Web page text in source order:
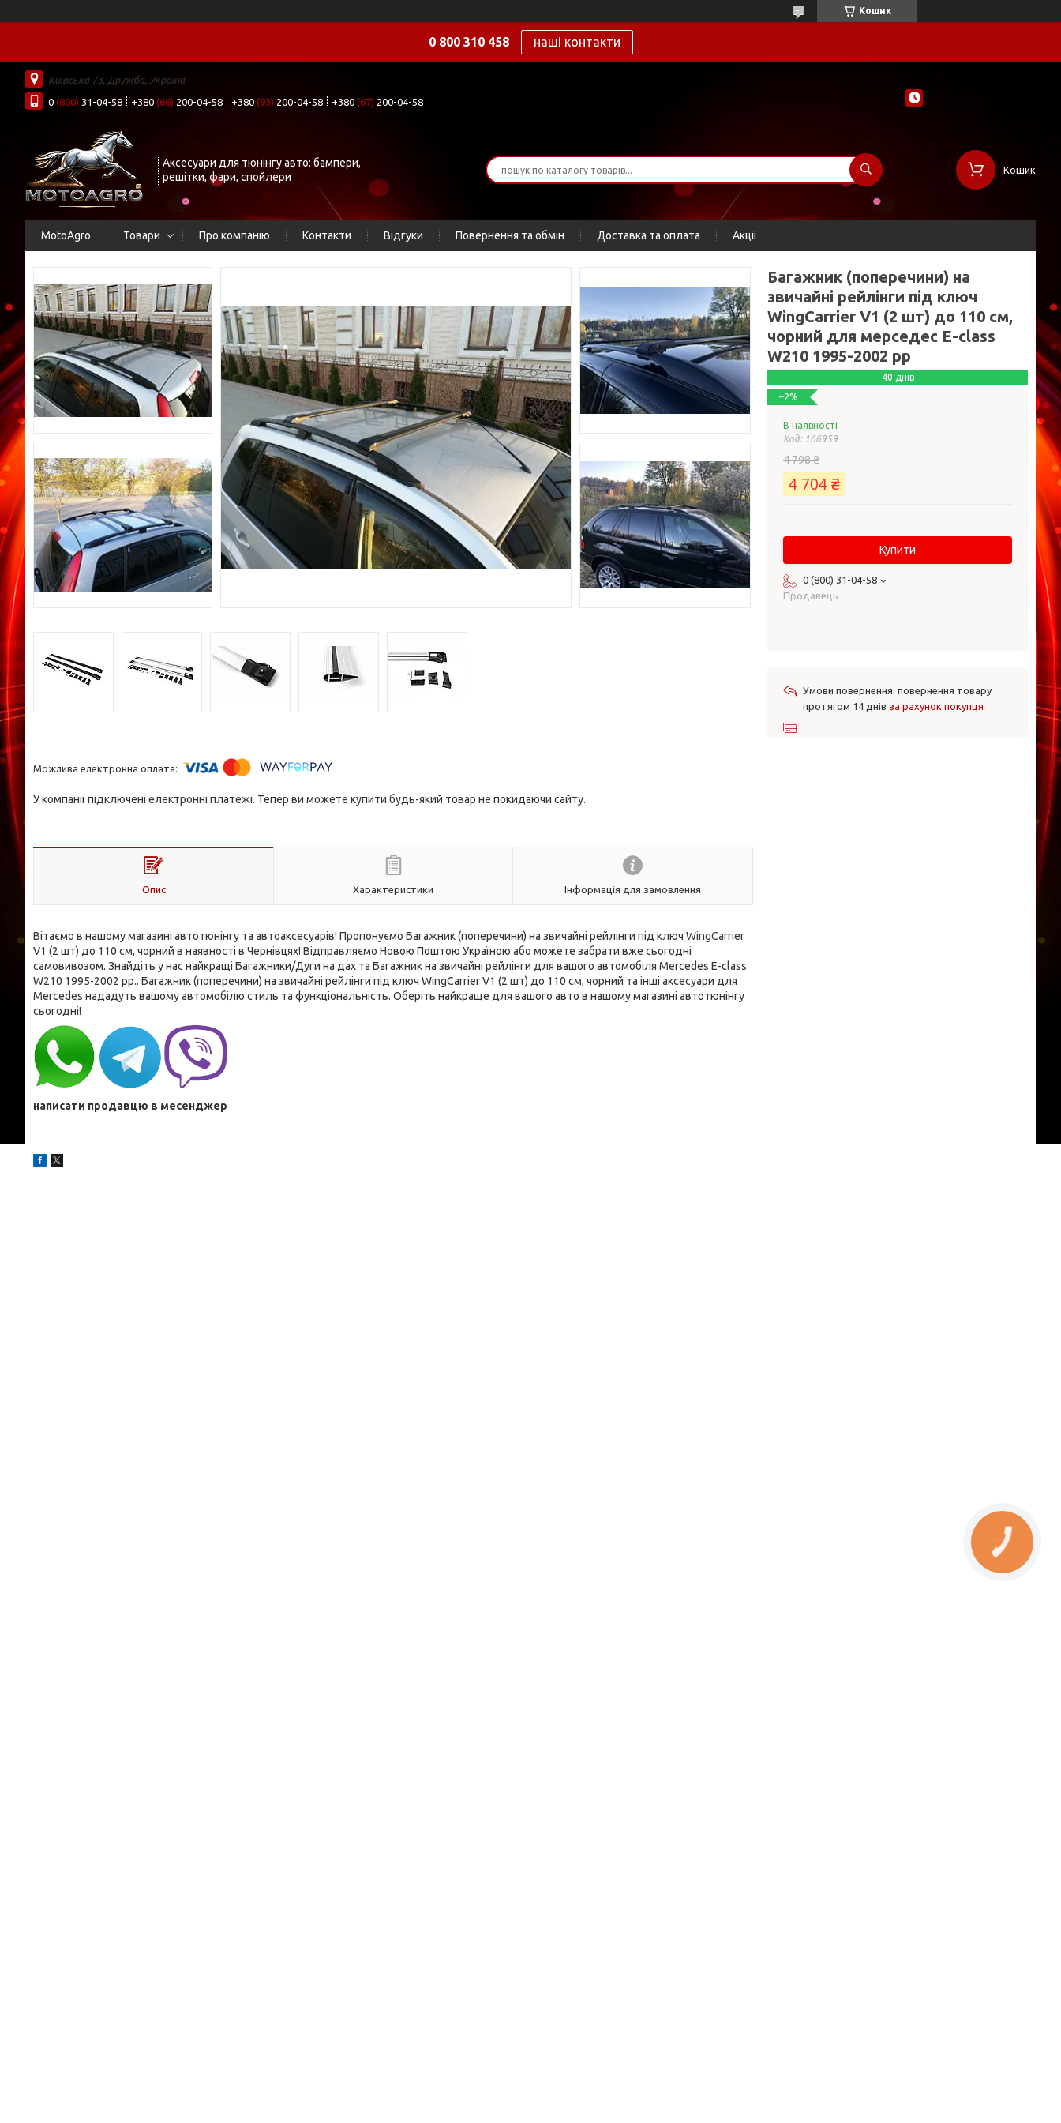
Кошик
0 800 310 458 наші контакти
Київська 73, Дружба, Україна
0 (800) 31-04-58 +380 (66) 200-04-58 +380 (93) 200-04-58 +380 (67) 200-04-58
Аксесуари для тюнінгу авто: бампери,
решітки, фари, спойлери
Кошик
MotoAgro Товари Про компанію Контакти Відгуки Повернення та обмін Доставка та оплата Акції
У компанії підключені електронні платежі. Тепер ви можете купити будь-який товар не покидаючи сайту.
Опис Характеристики Інформація для замовлення
Вітаємо в нашому магазині автотюнінгу та автоаксесуарів! Пропонуємо Багажник (поперечини) на звичайні рейлінги під ключ WingCarrier
V1 (2 шт) до 110 см, чорний в наявності в Чернівцях! Відправляємо Новою Поштою Україною або можете забрати вже сьогодні
самовивозом. Знайдіть у нас найкращі Багажники/Дуги на дах та Багажник на звичайні рейлінги для вашого автомобіля Mercedes E-сlass
W210 1995-2002 рр.. Багажник (поперечини) на звичайні рейлінги під ключ WingCarrier V1 (2 шт) до 110 см, чорний та інші аксесуари для
Mercedes нададуть вашому автомобілю стиль та функціональність. Оберіть найкраще для вашого авто в нашому магазині автотюнінгу
сьогодні!
написати продавцю в месенджер
Багажник (поперечини) на
звичайні рейлінги під ключ
WingCarrier V1 (2 шт) до 110 см,
чорний для мерседес E-сlass
W210 1995-2002 рр
40 днів
–2%
В наявності
Код: 166959
4 798 ₴
4 704 ₴
Купити
0 (800) 31-04-58
Продавець
повернення товару
протягом 14 днів за рахунок покупця